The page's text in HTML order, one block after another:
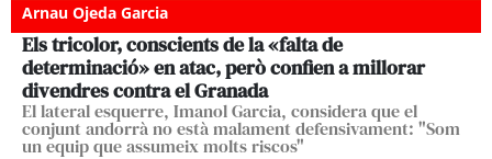
Arnau Ojeda Garcia
Els tricolor, conscients de la «falta de
determinació» en atac, però confien a millorar
divendres contra el Granada
El lateral esquerre, Imanol Garcia, considera que el
conjunt andorrà no està malament defensivament: "Som
un equip que assumeix molts riscos"